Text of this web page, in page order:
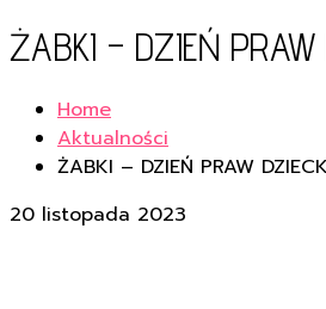
ŻABKI – DZIEŃ PRAW
Home
Aktualności
ŻABKI – DZIEŃ PRAW
20 listopada 2023